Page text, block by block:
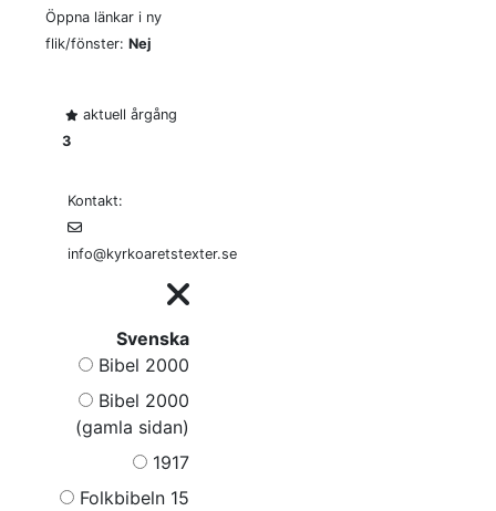
Öppna länkar i ny
flik/fönster: Nej
aktuell årgång
3
Kontakt:
info@kyrkoaretstexter.se
Svenska
Bibel 2000
Bibel 2000
(gamla sidan)
1917
Folkbibeln 15